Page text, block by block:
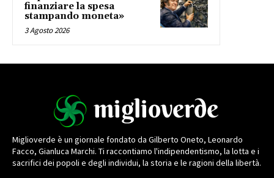
finanziare la spesa
stampando moneta»
3 Agosto 2026
Miglioverde è un giornale fondato da Gilberto Oneto, Leonardo
Facco, Gianluca Marchi. Ti raccontiamo l'indipendentismo, la lotta e i
sacrifici dei popoli e degli individui, la storia e le ragioni della libertà.